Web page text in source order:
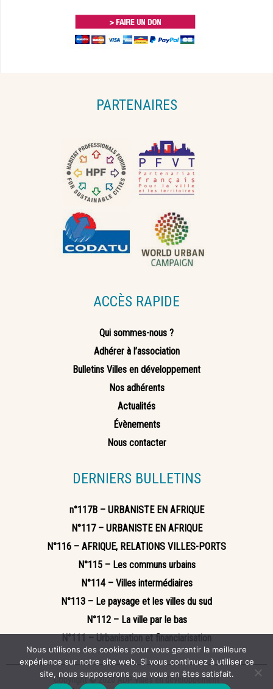
PARTENAIRES
ACCÈS RAPIDE
Qui sommes-nous ?
Adhérer à l’association
Bulletins Villes en développement
Nos adhérents
Actualités
Évènements
Nous contacter
DERNIERS BULLETINS
n°117B – URBANISTE EN AFRIQUE
N°117 – URBANISTE EN AFRIQUE
N°116 – AFRIQUE, RELATIONS VILLES-PORTS
N°115 – Les communs urbains
N°114 – Villes intermédiaires
N°113 – Le paysage et les villes du sud
N°112 – La ville par le bas
N°111 – Urbanisation et financiarisation
Copyright © 2020 ADP Villes en développement
Nous utilisons des cookies pour vous garantir la meilleure
expérience sur notre site web. Si vous continuez à utiliser ce
site, nous supposerons que vous en êtes satisfait.